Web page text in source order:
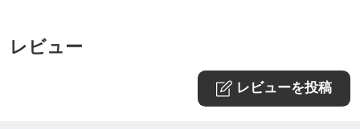
保険の認定基準が近年ますます厳しくなる中で、ホ
メオパシーの学校としてその卒業者が保険認定ホメ
オパスとなることのできる、オランダ唯一（2023年
レビュー
レビューを投稿